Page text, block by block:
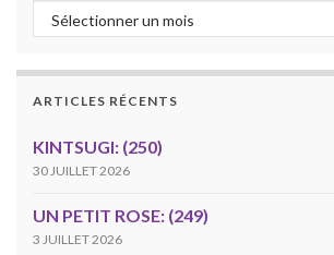
Les archives
ARTICLES RÉCENTS
KINTSUGI: (250)
30 JUILLET 2026
UN PETIT ROSE: (249)
3 JUILLET 2026